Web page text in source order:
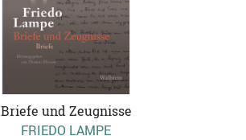
Briefe und Zeugnisse
FRIEDO LAMPE